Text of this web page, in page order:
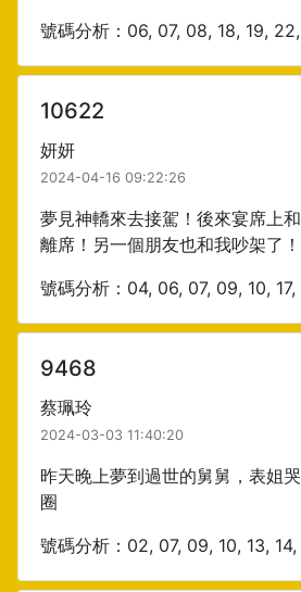
號碼分析：06, 07, 08, 18, 19,
10622
妍妍
2024-04-16 09:22:26
夢見神轎來去接駕！後來宴席上
離席！另一個朋友也和我吵架了！
號碼分析：04, 06, 07, 09, 10,
9468
蔡珮玲
2024-03-03 11:40:20
昨天晚上夢到過世的舅舅，表姐
圈
號碼分析：02, 07, 09, 10, 13,